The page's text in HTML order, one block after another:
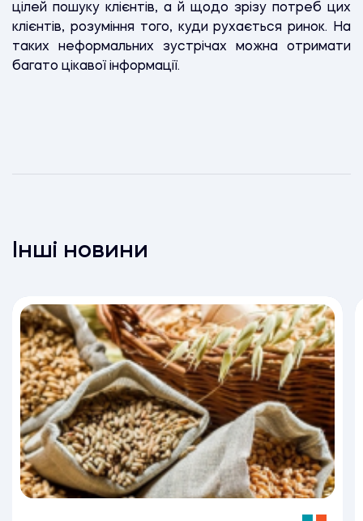
цілей пошуку клієнтів, а й щодо зрізу потреб цих
клієнтів, розуміння того, куди рухається ринок. На
таких неформальних зустрічах можна отримати
багато цікавої інформації.
Інші новини